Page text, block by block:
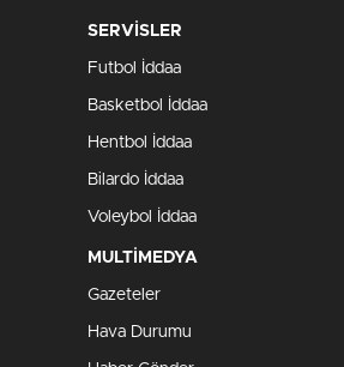
SERVİSLER
Futbol İddaa
Basketbol İddaa
Hentbol İddaa
Bilardo İddaa
Voleybol İddaa
MULTİMEDYA
Gazeteler
Hava Durumu